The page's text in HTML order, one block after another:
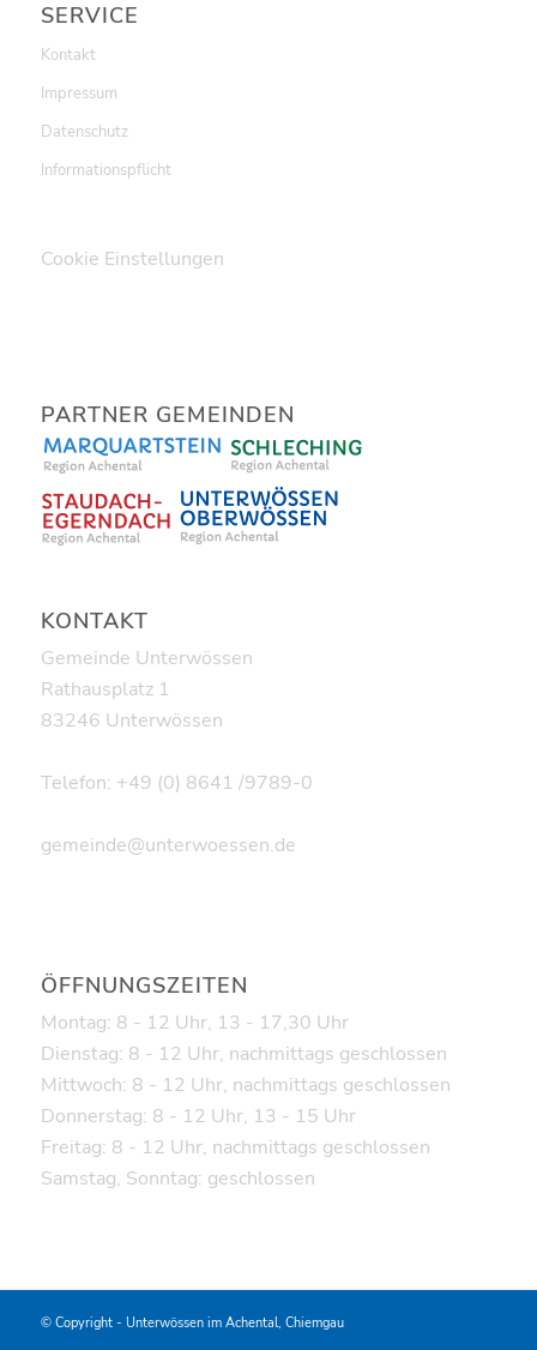
SERVICE
Kontakt
Impressum
Datenschutz
Informationspflicht
Cookie Einstellungen
PARTNER GEMEINDEN
KONTAKT
Gemeinde Unterwössen
Rathausplatz 1
83246 Unterwössen
Telefon: +49 (0) 8641 /9789-0
gemeinde@unterwoessen.de
ÖFFNUNGSZEITEN
Montag: 8 - 12 Uhr, 13 - 17,30 Uhr
Dienstag: 8 - 12 Uhr, nachmittags geschlossen
Mittwoch: 8 - 12 Uhr, nachmittags geschlossen
Donnerstag: 8 - 12 Uhr, 13 - 15 Uhr
Freitag: 8 - 12 Uhr, nachmittags geschlossen
Samstag, Sonntag: geschlossen
© Copyright - Unterwössen im Achental, Chiemgau